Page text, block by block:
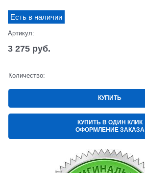
Есть в наличии
Артикул:
3 275 руб.
Количество:
КУПИТЬ
КУПИТЬ В ОДИН КЛИК
ОФОРМЛЕНИЕ ЗАКАЗА